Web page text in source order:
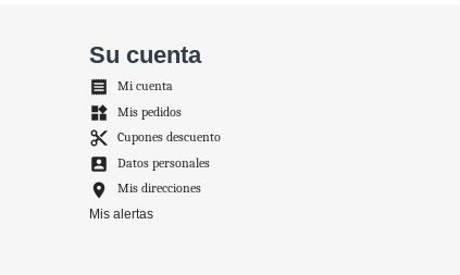
Su cuenta
 Mi cuenta
widgets Mis pedidos
content_cut Cupones descuento
account_box Datos personales
location_on
Mis direcciones
Mis alertas